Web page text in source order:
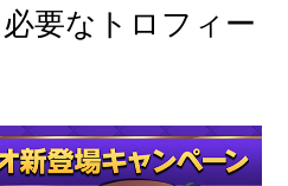
要なトロフィー